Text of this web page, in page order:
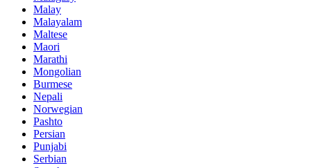
Malay
Malayalam
Maltese
Maori
Marathi
Mongolian
Burmese
Nepali
Norwegian
Pashto
Persian
Punjabi
Serbian